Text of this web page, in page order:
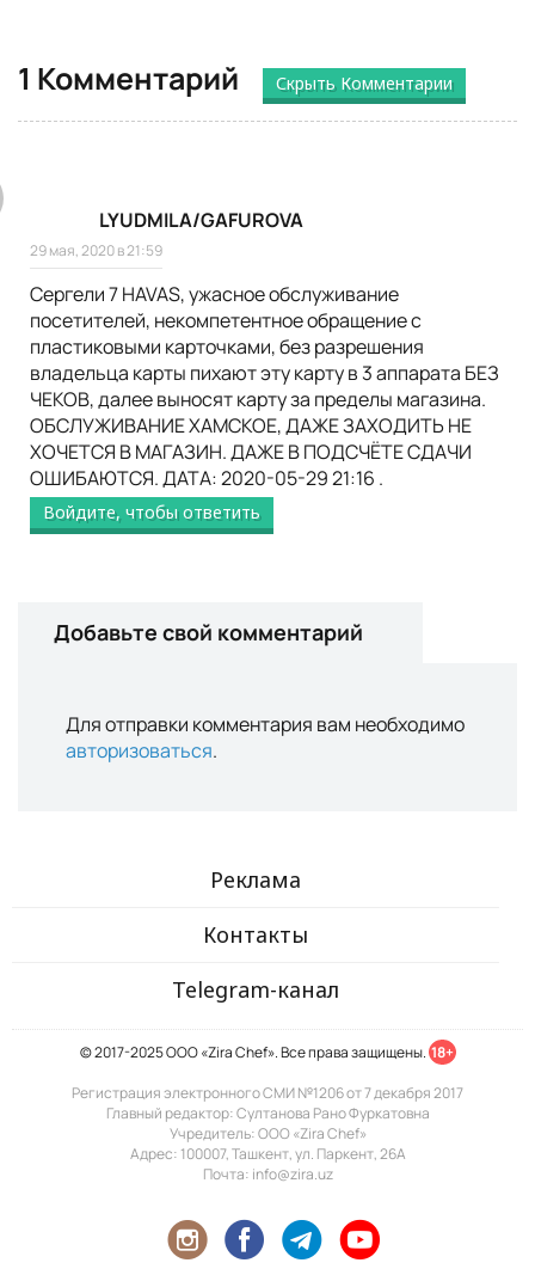
1 Комментарий Скрыть Комментарии
LYUDMILA/GAFUROVA
29 мая, 2020 в 21:59
Сергели 7 HAVAS, ужасное обслуживание
посетителей, некомпетентное обращение с
пластиковыми карточками, без разрешения
владельца карты пихают эту карту в 3 аппарата БЕЗ
ЧЕКОВ, далее выносят карту за пределы магазина.
ОБСЛУЖИВАНИЕ ХАМСКОЕ, ДАЖЕ ЗАХОДИТЬ НЕ
ХОЧЕТСЯ В МАГАЗИН. ДАЖЕ В ПОДСЧЁТЕ СДАЧИ
ОШИБАЮТСЯ. ДАТА: 2020-05-29 21:16 .
Войдите, чтобы ответить
Добавьте свой комментарий
Для отправки комментария вам необходимо
авторизоваться.
Реклама
Контакты
Telegram-канал
© 2017-2025 ООО «Zira Chef». Все права защищены. 18+
Регистрация электронного СМИ №1206 от 7 декабря 2017
Главный редактор: Султанова Рано Фуркатовна
Учредитель: ООО «Zira Chef»
Адрес: 100007, Ташкент, ул. Паркент, 26А
Почта: info@zira.uz